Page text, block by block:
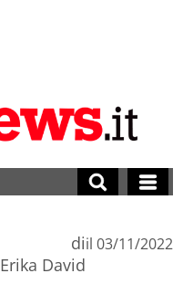
di
Erika David
il 03/11/2022